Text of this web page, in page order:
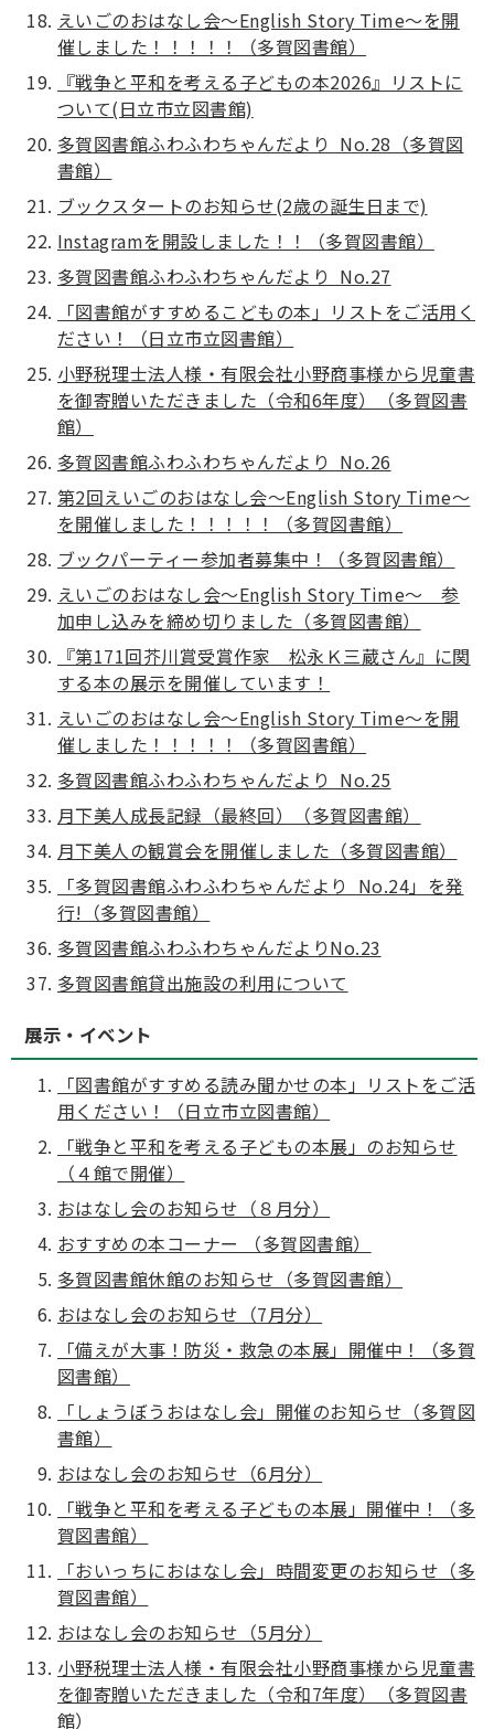
えいごのおはなし会～English Story Time～を開
催しました！！！！！（多賀図書館）
『戦争と平和を考える子どもの本2026』リストに
ついて(日立市立図書館)
多賀図書館ふわふわちゃんだより No.28（多賀図
書館）
ブックスタートのお知らせ(2歳の誕生日まで)
Instagramを開設しました！！（多賀図書館）
多賀図書館ふわふわちゃんだより No.27
「図書館がすすめるこどもの本」リストをご活用く
ださい！（日立市立図書館）
小野税理士法人様・有限会社小野商事様から児童書
を御寄贈いただきました（令和6年度）（多賀図書
館）
多賀図書館ふわふわちゃんだより No.26
第2回えいごのおはなし会～English Story Time～
を開催しました！！！！！（多賀図書館）
ブックパーティー参加者募集中！（多賀図書館）
えいごのおはなし会～English Story Time～ 参
加申し込みを締め切りました（多賀図書館）
『第171回芥川賞受賞作家 松永Ｋ三蔵さん』に関
する本の展示を開催しています！
えいごのおはなし会～English Story Time～を開
催しました！！！！！（多賀図書館）
多賀図書館ふわふわちゃんだより No.25
月下美人成長記録（最終回）（多賀図書館）
月下美人の観賞会を開催しました（多賀図書館）
「多賀図書館ふわふわちゃんだより No.24」を発
行!（多賀図書館）
多賀図書館ふわふわちゃんだよりNo.23
多賀図書館貸出施設の利用について
展示・イベント
「図書館がすすめる読み聞かせの本」リストをご活
用ください！（日立市立図書館）
「戦争と平和を考える子どもの本展」のお知らせ
（４館で開催）
おはなし会のお知らせ（８月分）
おすすめの本コーナー （多賀図書館）
多賀図書館休館のお知らせ（多賀図書館）
おはなし会のお知らせ（7月分）
「備えが大事！防災・救急の本展」開催中！（多賀
図書館）
「しょうぼうおはなし会」開催のお知らせ（多賀図
書館）
おはなし会のお知らせ（6月分）
「戦争と平和を考える子どもの本展」開催中！（多
賀図書館）
「おいっちにおはなし会」時間変更のお知らせ（多
賀図書館）
おはなし会のお知らせ（5月分）
小野税理士法人様・有限会社小野商事様から児童書
を御寄贈いただきました（令和7年度）（多賀図書
館）